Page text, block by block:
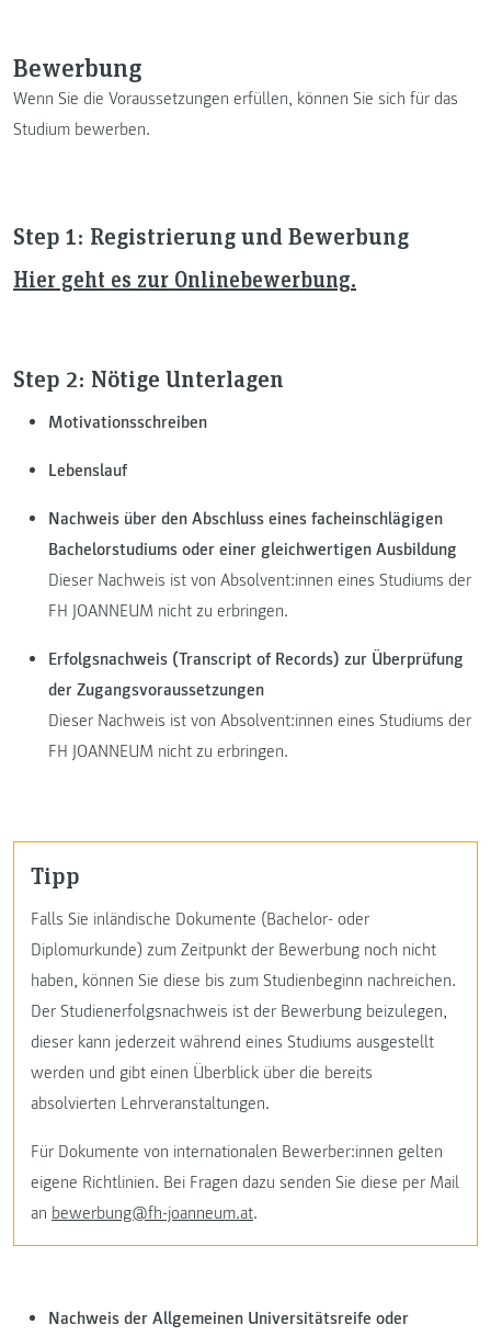
Bewerbung
Wenn Sie die Voraussetzungen erfüllen, können Sie sich für das
Studium bewerben.
Step 1: Registrierung und Bewerbung
Hier geht es zur Onlinebewerbung.
Step 2: Nötige Unterlagen
Motivationsschreiben
Lebenslauf
Nachweis über den Abschluss eines facheinschlägigen
Bachelorstudiums oder einer gleichwertigen Ausbildung
Dieser Nachweis ist von Absolvent:innen eines Studiums der
FH JOANNEUM nicht zu erbringen.
Erfolgsnachweis (Transcript of Records) zur Überprüfung
der Zugangsvoraussetzungen
Dieser Nachweis ist von Absolvent:innen eines Studiums der
FH JOANNEUM nicht zu erbringen.
Tipp
Falls Sie inländische Dokumente (Bachelor- oder
Diplomurkunde) zum Zeitpunkt der Bewerbung noch nicht
haben, können Sie diese bis zum Studienbeginn nachreichen.
Der Studienerfolgsnachweis ist der Bewerbung beizulegen,
dieser kann jederzeit während eines Studiums ausgestellt
werden und gibt einen Überblick über die bereits
absolvierten Lehrveranstaltungen.
Für Dokumente von internationalen Bewerber:innen gelten
eigene Richtlinien. Bei Fragen dazu senden Sie diese per Mail
an bewerbung@fh-joanneum.at.
Nachweis der Allgemeinen Universitätsreife oder